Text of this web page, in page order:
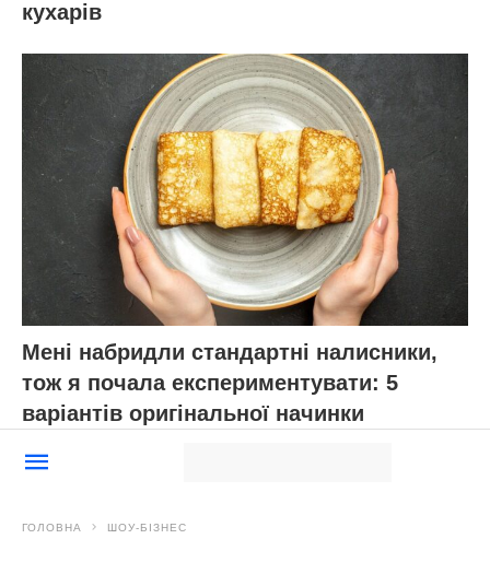
кухарів
Мені набридли стандартні налисники,
тож я почала експериментувати: 5
варіантів оригінальної начинки